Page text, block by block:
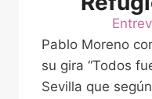
Pablo Moreno
su gira “Todos
Sevilla que